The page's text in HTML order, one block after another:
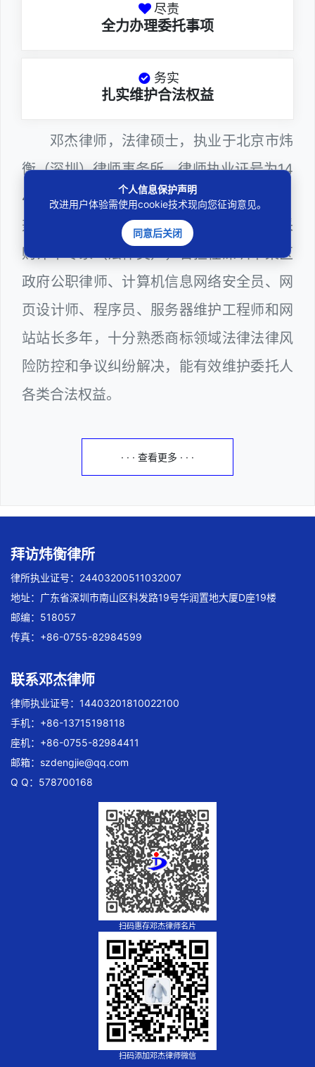
尽责
全力办理委托事项
务实
扎实维护合法权益
邓杰律师，法律硕士，执业于北京市炜
衡（深圳）律师事务所，律师执业证号为14
403201810022100。邓杰律师现（或曾）
兼任深圳市人民政府听证员、深圳市政府采
购评审专家（法律类），曾担任深圳市某区
政府公职律师、计算机信息网络安全员、网
页设计师、程序员、服务器维护工程师和网
站站长多年，十分熟悉商标领域法律法律风
险防控和争议纠纷解决，能有效维护委托人
各类合法权益。
· · · 查看更多 · · ·
拜访炜衡律所
律所执业证号：24403200511032007
地址：广东省深圳市南山区科发路19号华润置地大厦D座19楼
邮编：518057
传真：+86-0755-82984599
联系邓杰律师
律师执业证号：14403201810022100
手机：+86-13715198118
座机：+86-0755-82984411
邮箱： szdengjie@qq.com
Q Q：578700168
扫码惠存邓杰律师名片
扫码添加邓杰律师微信
个人信息保护声明
改进用户体验需使用cookie技术现向您征询意见。
同意后关闭